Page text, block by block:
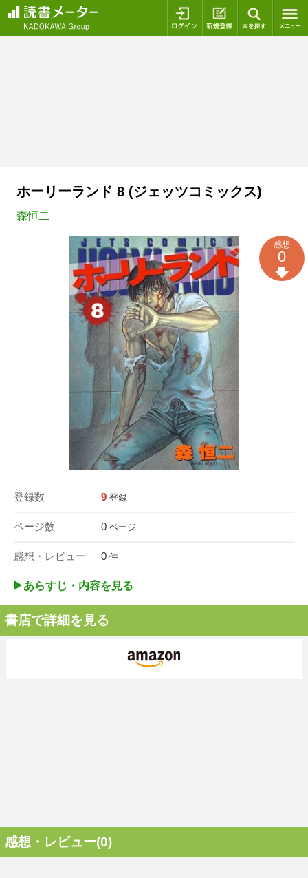
ログイン 新規登録
ホーリーランド 8 (ジェッツコミックス)
森恒二
登録数 9 登録
ページ数 0 ページ
感想・レビュー 0 件
感想
0
▶︎あらすじ・内容を見る
書店で詳細を見る
感想・レビュー(0)